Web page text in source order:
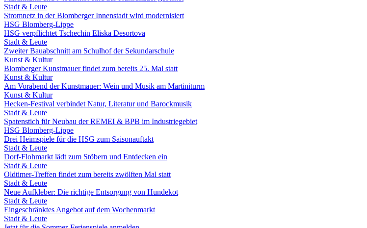
Stadt & Leute
Stromnetz in der Blomberger Innenstadt wird modernisiert
HSG Blomberg-Lippe
HSG verpflichtet Tschechin Eliska Desortova
Stadt & Leute
Zweiter Bauabschnitt am Schulhof der Sekundarschule
Kunst & Kultur
Blomberger Kunstmauer findet zum bereits 25. Mal statt
Kunst & Kultur
Am Vorabend der Kunstmauer: Wein und Musik am Martiniturm
Kunst & Kultur
Hecken-Festival verbindet Natur, Literatur und Barockmusik
Stadt & Leute
Spatenstich für Neubau der REMEI & BPB im Industriegebiet
HSG Blomberg-Lippe
Drei Heimspiele für die HSG zum Saisonauftakt
Stadt & Leute
Dorf-Flohmarkt lädt zum Stöbern und Entdecken ein
Stadt & Leute
Oldtimer-Treffen findet zum bereits zwölften Mal statt
Stadt & Leute
Neue Aufkleber: Die richtige Entsorgung von Hundekot
Stadt & Leute
Eingeschränktes Angebot auf dem Wochenmarkt
Stadt & Leute